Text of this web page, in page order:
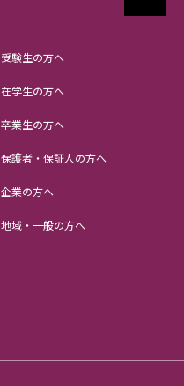
受験生の方へ
在学生の方へ
卒業生の方へ
保護者・保証人の方へ
企業の方へ
地域・一般の方へ